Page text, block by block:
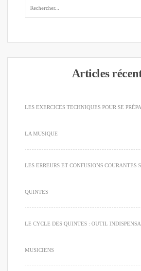
Articles
LES EXERCICES TECHNIQUES POUR SE
LA MUSIQUE
LES ERREURS ET CONFUSIONS COURANTES
QUINTES
LE CYCLE DES QUINTES : OUTIL
MUSICIENS